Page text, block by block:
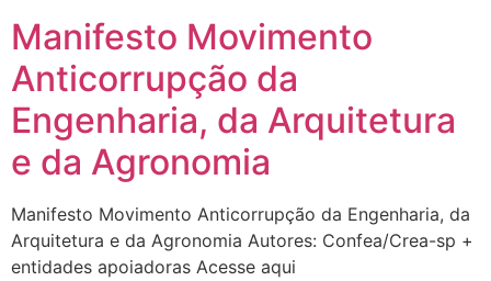
Manifesto Movimento
Anticorrupção da
Engenharia, da Arquitetura
e da Agronomia
Manifesto Movimento Anticorrupção da Engenharia, da
Arquitetura e da Agronomia Autores: Confea/Crea-sp +
entidades apoiadoras Acesse aqui